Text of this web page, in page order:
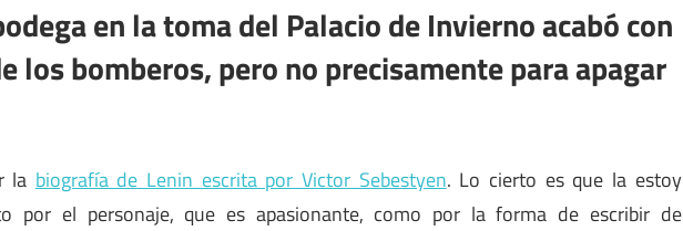
en la toma del Palacio de Invierno acabó con
los bomberos, pero no precisamente para apagar
la biografía de Lenin escrita por Victor Sebestyen. Lo cierto es que la estoy
por el personaje, que es apasionante, como por la forma de escribir de